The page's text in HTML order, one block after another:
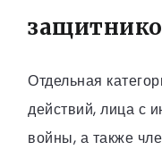
Отдельная
действий, лица с
войны, а также